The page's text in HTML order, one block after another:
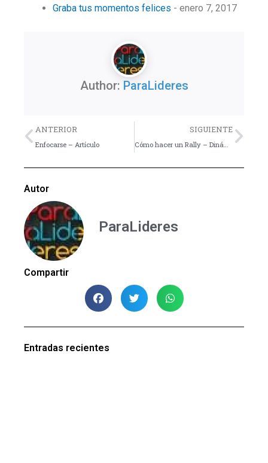
Graba tus momentos felices - enero 7, 2017
Author: ParaLideres
Previo
ANTERIOR
Enfocarse – Artículo
SIGUIENTE
Autor
ParaLideres
Compartir
Entradas recientes